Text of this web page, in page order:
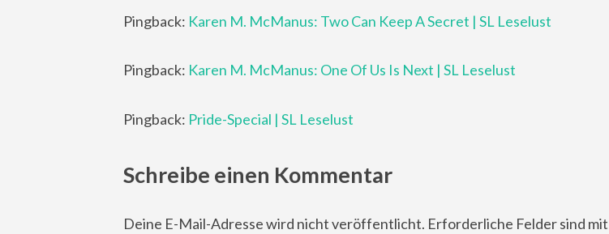
Pingback: Karen M. McManus: Two Can Keep A Secret | SL Leselust
Pingback: Karen M. McManus: One Of Us Is Next | SL Leselust
Pingback: Pride-Special | SL Leselust
Schreibe einen Kommentar
Deine E-Mail-Adresse wird nicht veröffentlicht. Erforderliche Felder sind mit